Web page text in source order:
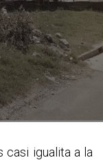
casi igualita a la